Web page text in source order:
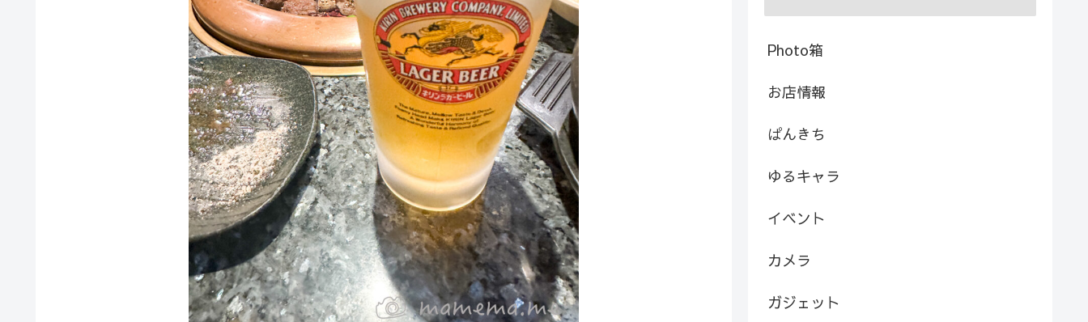
Photo箱
お店情報
ぱんきち
ゆるキャラ
イベント
カメラ
ガジェット